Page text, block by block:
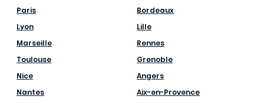
Paris
Lyon
Marseille
Toulouse
Nice
Nantes
Bordeaux
Lille
Rennes
Grenoble
Angers
Aix-en-Provence